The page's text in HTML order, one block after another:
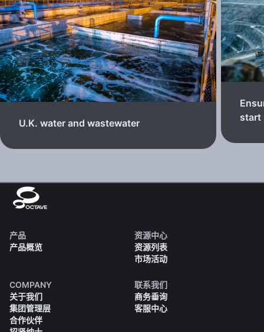
U.K. water and wastewater
start
产品
产品概览
资源中心
资源列表
市场活动
COMPANY
关于我们
集团管理层
合作伙伴
联系我们
商务垂询
客服中心